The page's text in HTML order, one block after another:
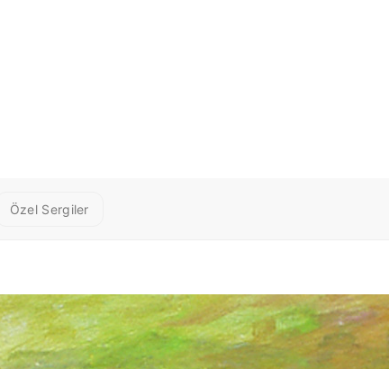
Özel Sergiler